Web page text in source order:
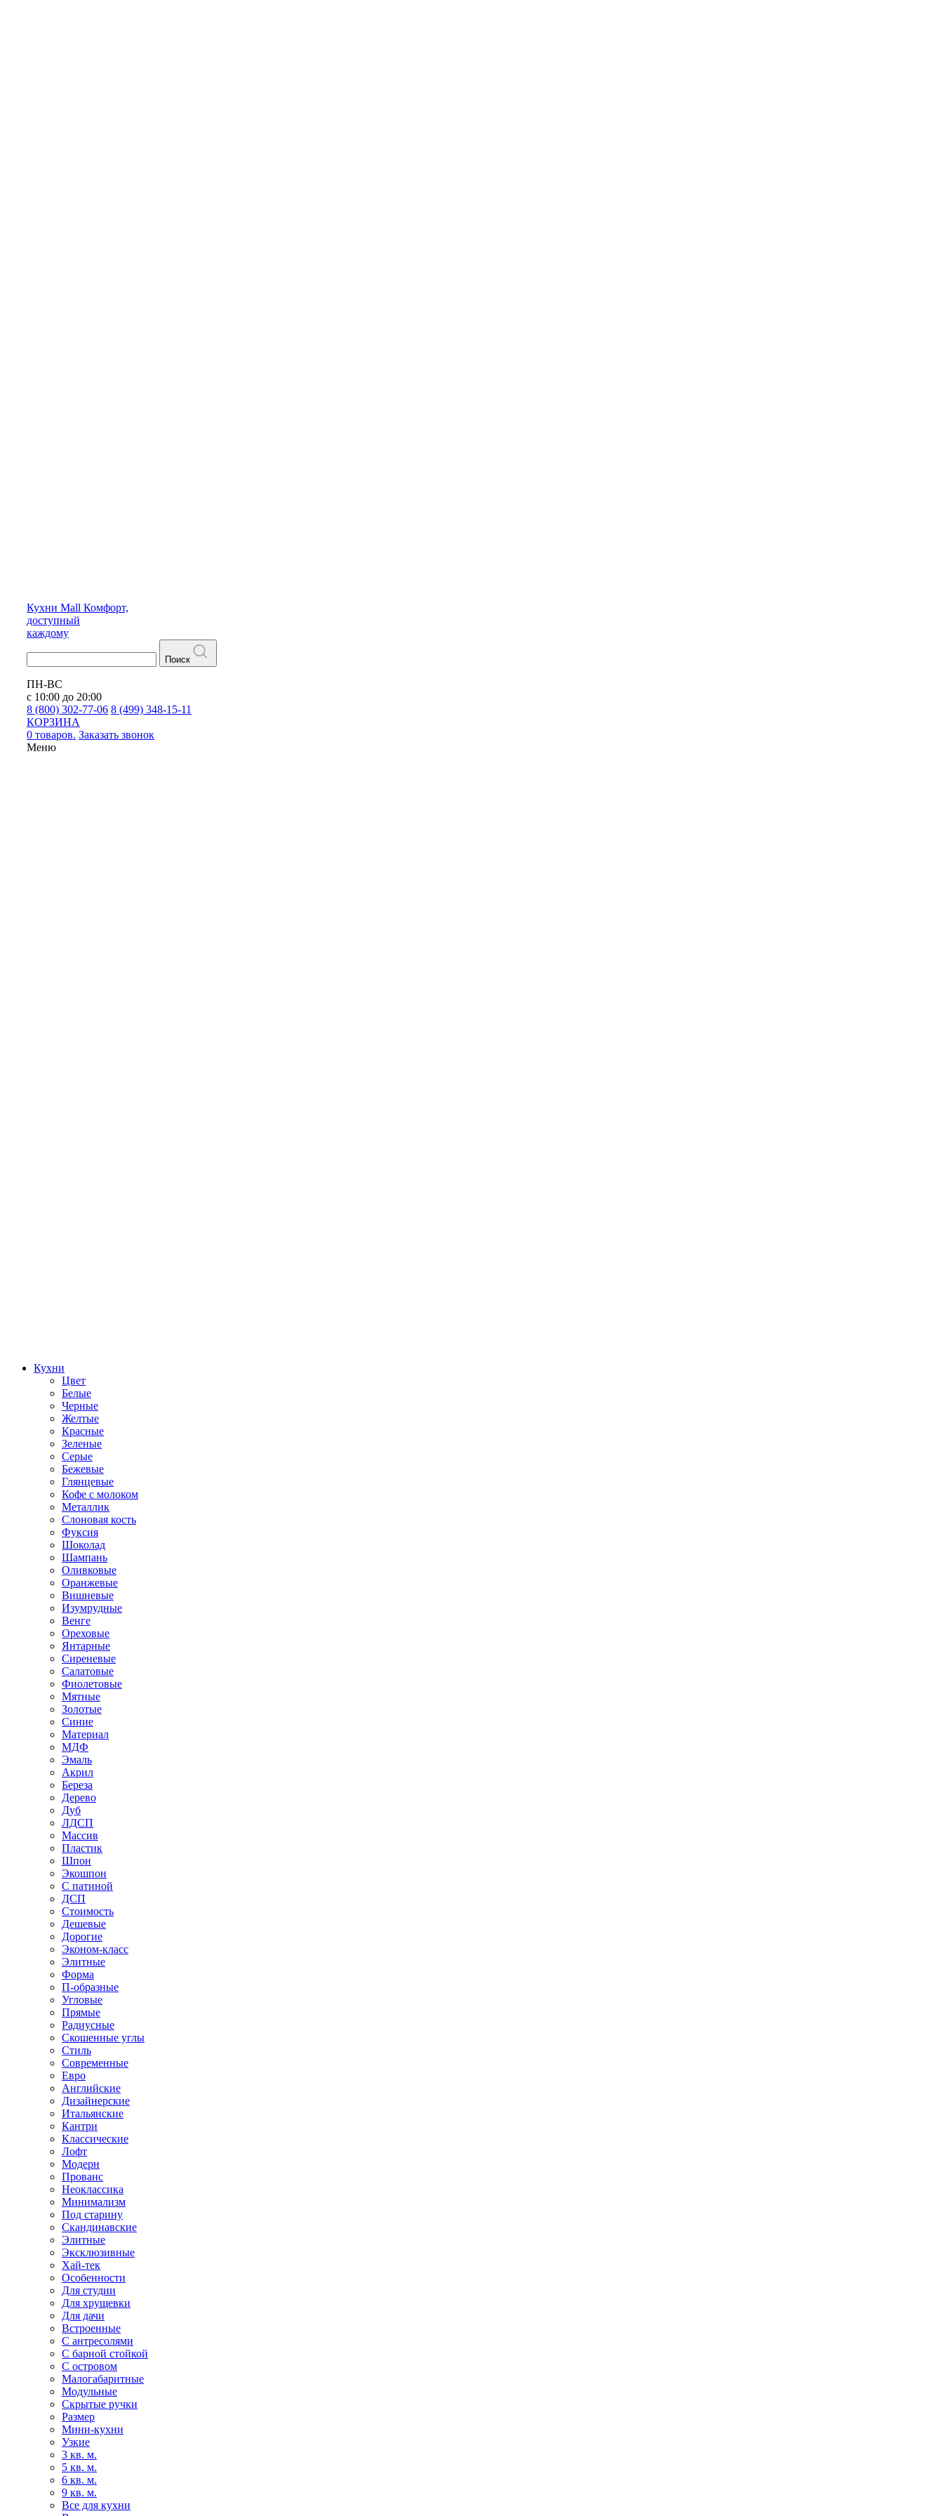
Кухни Mall Комфорт,
доступный
каждому
Поиск
ПН-ВС
с 10:00 до 20:00
8 (800) 302-77-06 8 (499) 348-15-11
КОРЗИНА
0 товаров. Заказать звонок
Меню
Кухни
Цвет
Белые
Черные
Желтые
Красные
Зеленые
Серые
Бежевые
Глянцевые
Кофе с молоком
Металлик
Слоновая кость
Фуксия
Шоколад
Шампань
Оливковые
Оранжевые
Вишневые
Изумрудные
Венге
Ореховые
Янтарные
Сиреневые
Салатовые
Фиолетовые
Мятные
Золотые
Синие
Материал
МДФ
Эмаль
Акрил
Береза
Дерево
Дуб
ЛДСП
Массив
Пластик
Шпон
Экошпон
С патиной
ДСП
Стоимость
Дешевые
Дорогие
Эконом-класс
Элитные
Форма
П-образные
Угловые
Прямые
Радиусные
Скошенные углы
Стиль
Современные
Евро
Английские
Дизайнерские
Итальянские
Кантри
Классические
Лофт
Модерн
Прованс
Неоклассика
Минимализм
Под старину
Скандинавские
Элитные
Эксклюзивные
Хай-тек
Особенности
Для студии
Для хрущевки
Для дачи
Встроенные
С антресолями
С барной стойкой
С островом
Малогабаритные
Модульные
Скрытые ручки
Размер
Мини-кухни
Узкие
3 кв. м.
5 кв. м.
6 кв. м.
9 кв. м.
Все для кухни